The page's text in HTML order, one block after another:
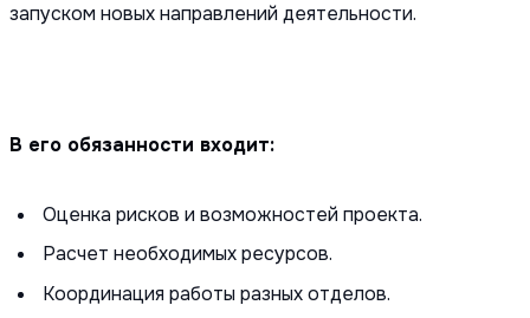
запуском новых направлений деятельности.
В его обязанности входит:
Оценка рисков и возможностей проекта.
Расчет необходимых ресурсов.
Координация работы разных отделов.